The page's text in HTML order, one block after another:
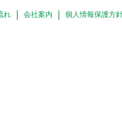
れ 会社案内 個人情報保護方